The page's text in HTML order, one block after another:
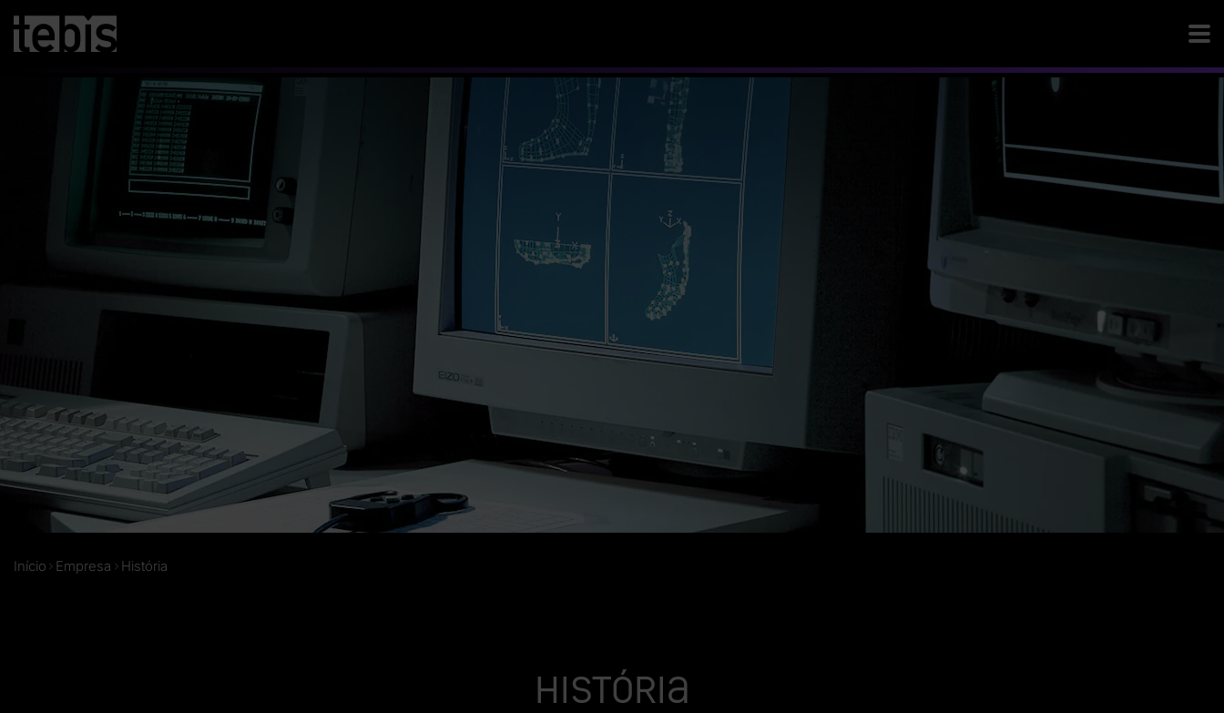
Início Empresa História
História